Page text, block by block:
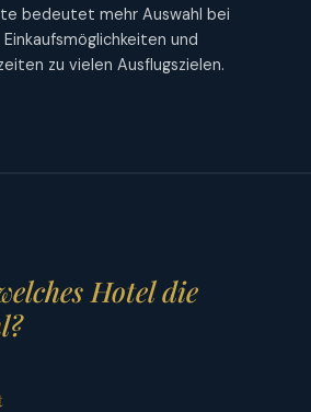
bedeutet mehr Auswahl bei
und
zu vielen Ausflugszielen.
Hotel die